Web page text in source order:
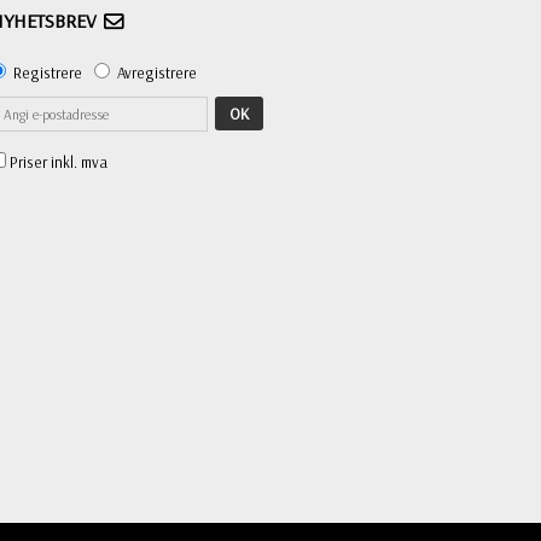
Registrere Avregistrere
OK
Priser inkl. mva